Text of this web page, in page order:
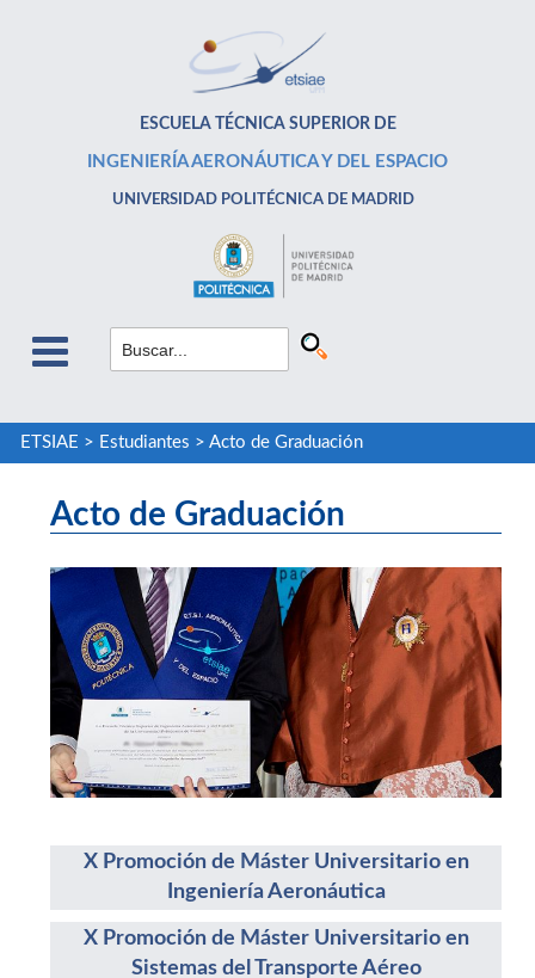
ESCUELA TÉCNICA SUPERIOR DE
INGENIERÍA AERONÁUTICA Y DEL ESPACIO
UNIVERSIDAD POLITÉCNICA DE MADRID
ETSIAE > Estudiantes > Acto de Graduación
Acto de Graduación
X Promoción de Máster Universitario en
Ingeniería Aeronáutica
X Promoción de Máster Universitario en
Sistemas del Transporte Aéreo